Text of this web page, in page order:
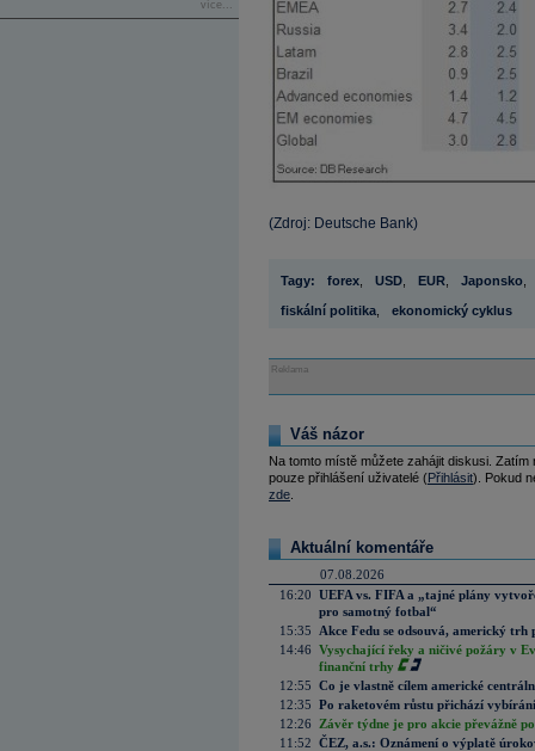
více...
(Zdroj: Deutsche Bank)
Tagy: forex USD EUR Japonsko
fiskální politika ekonomický cyklus
Reklama
Váš názor
Na tomto místě můžete zahájit diskusi.
pouze přihlášení uživatelé (Přihlásit). Pokud
zde
Aktuální komentáře
07.08.2026
16:20 UEFA vs. FIFA a „tajné plány
pro samotný fotbal“
15:35
Akce Fedu se odsouvá, americký
14:46 Vysychající řeky a ničivé požáry v
finanční trhy
12:55 Co je vlastně cílem americké
12:35 Po raketovém růstu přichází
12:26
Závěr týdne je pro akcie převážně
11:52 ČEZ, a.s.: Oznámení o výplatě